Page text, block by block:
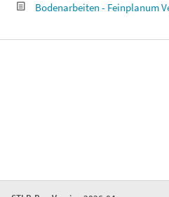
Bodenarbeiten - Feinplanum